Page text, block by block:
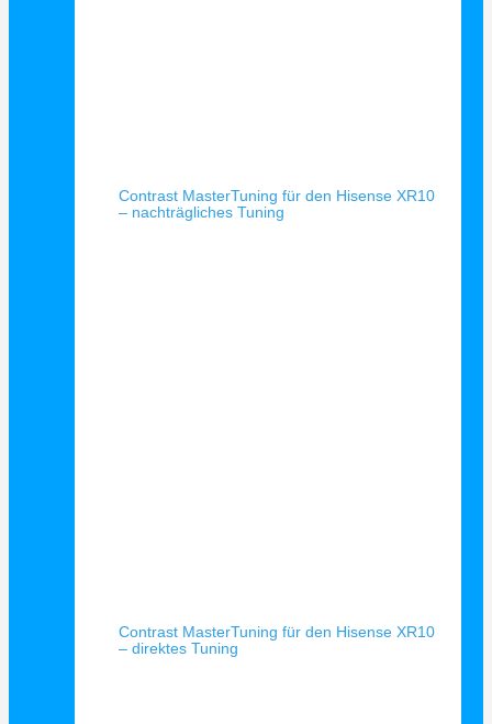
Contrast MasterTuning für den Hisense XR10
– nachträgliches Tuning
Contrast MasterTuning für den Hisense XR10
– direktes Tuning